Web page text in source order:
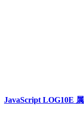
JavaScript LOG10E